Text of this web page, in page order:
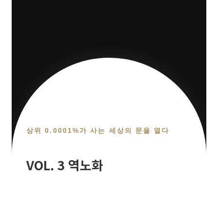
상위 0.0001%가 사는 세상의 문을 열다
VOL. 3 역노화